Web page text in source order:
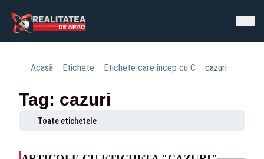
Acasă Etichete Etichete care încep cu C cazuri
Tag: cazuri
Toate etichetele